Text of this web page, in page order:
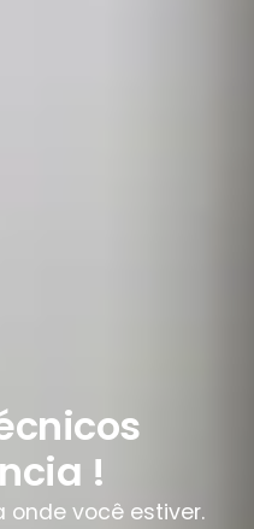
!
onde você estiver.